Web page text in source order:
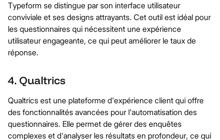
Typeform se distingue par son interface utilisateur
conviviale et ses designs attrayants. Cet outil est idéal pour
les questionnaires qui nécessitent une expérience
utilisateur engageante, ce qui peut améliorer le taux de
réponse.
4. Qualtrics
Qualtrics est une plateforme d'expérience client qui offre
des fonctionnalités avancées pour l'automatisation des
questionnaires. Elle permet de gérer des enquêtes
complexes et d'analyser les résultats en profondeur, ce qui